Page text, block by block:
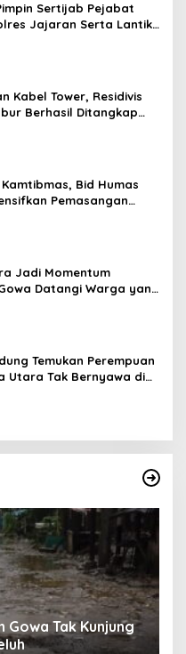
Sertijab Pejabat
Jajaran Serta Lantik
Gowa
Kabel Tower, Residivis
Berhasil Ditangkap
Jeneponto
Bid Humas
Pemasangan
Stiker
Jadi Momentum
Datangi Warga yang
Temukan Perempuan
Utara Tak Bernyawa di
Gowa Tak Kunjung